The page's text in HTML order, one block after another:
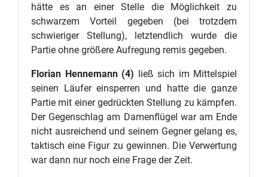
hätte es an einer Stelle die Möglichkeit zu
schwarzem Vorteil gegeben (bei trotzdem
schwieriger Stellung), letztendlich wurde die
Partie ohne größere Aufregung remis gegeben.
Florian Hennemann (4) ließ sich im Mittelspiel
seinen Läufer einsperren und hatte die ganze
Partie mit einer gedrückten Stellung zu kämpfen.
Der Gegenschlag am Damenflügel war am Ende
nicht ausreichend und seinem Gegner gelang es,
taktisch eine Figur zu gewinnen. Die Verwertung
war dann nur noch eine Frage der Zeit.